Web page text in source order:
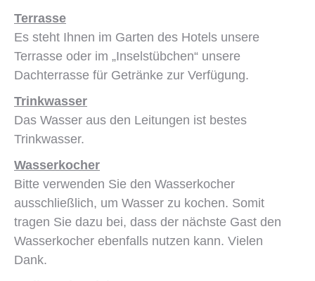
Terrasse
Es steht Ihnen im Garten des Hotels unsere
Terrasse oder im „Inselstübchen“ unsere
Dachterrasse für Getränke zur Verfügung.
Trinkwasser
Das Wasser aus den Leitungen ist bestes
Trinkwasser.
Wasserkocher
Bitte verwenden Sie den Wasserkocher
ausschließlich, um Wasser zu kochen. Somit
tragen Sie dazu bei, dass der nächste Gast den
Wasserkocher ebenfalls nutzen kann. Vielen
Dank.